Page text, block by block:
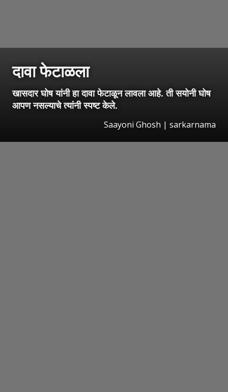
दावा फेटाळला
खासदार घोष यांनी हा दावा फेटाळून लावला आहे. ती सयोनी घोष
आपण नसल्याचे त्यांनी स्पष्ट केले.
Saayoni Ghosh | sarkarnama